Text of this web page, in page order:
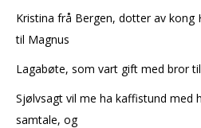
Kristina frå Bergen, dotter av kong
til Magnus
Lagabøte, som vart gift med bror
Sjølvsagt vil me ha kaffistund med
samtale, og